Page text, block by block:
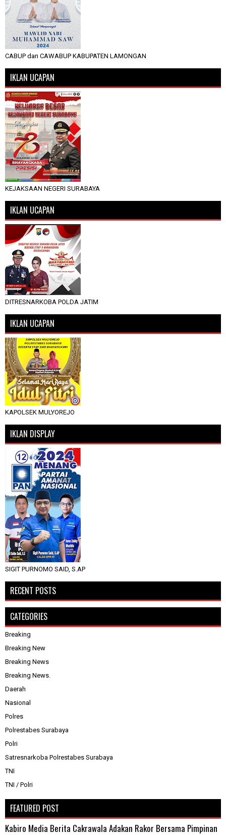
CABUP dan CAWABUP KABUPATEN LAMONGAN
IKLAN UCAPAN
KEJAKSAAN NEGERI SURABAYA
IKLAN UCAPAN
DITRESNARKOBA POLDA JATIM
IKLAN UCAPAN
KAPOLSEK MULYOREJO
IKLAN DISPLAY
SIGIT PURNOMO SAID, S.AP
RECENT POSTS
CATEGORIES
Breaking
Breaking New
Breaking News
Breaking News.
Daerah
Nasional
Polres
Polrestabes Surabaya
Polri
Satresnarkoba Polrestabes Surabaya
TNI
TNI / Polri
FEATURED POST
Kabiro Media Berita Cakrawala Adakan Rakor Bersama Pimpinan